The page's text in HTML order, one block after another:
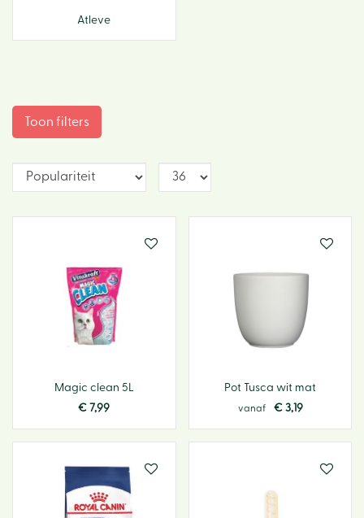
Atleve
Toon filters
Magic clean 5L
€ 7,99
Pot Tusca wit mat
vanaf € 3,19